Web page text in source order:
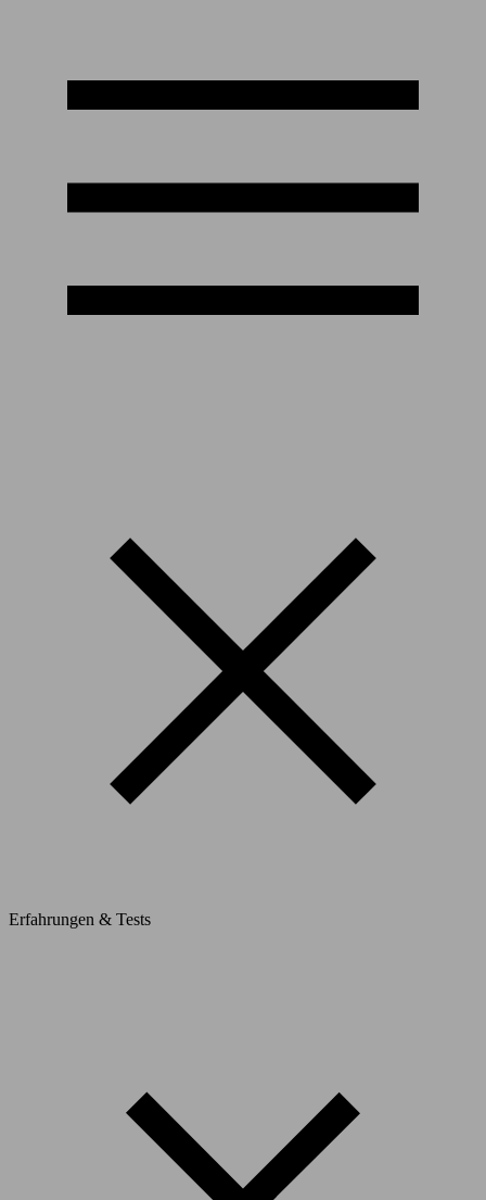
Erfahrungen & Tests